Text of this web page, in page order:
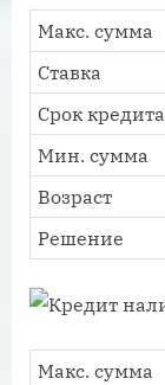
Макс. сумма
Ставка
Срок кредита
Мин. сумма
Возраст
Решение
Макс. сумма